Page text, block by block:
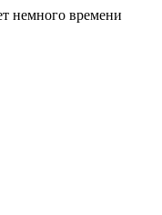
немного времени